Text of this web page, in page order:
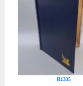
R1335